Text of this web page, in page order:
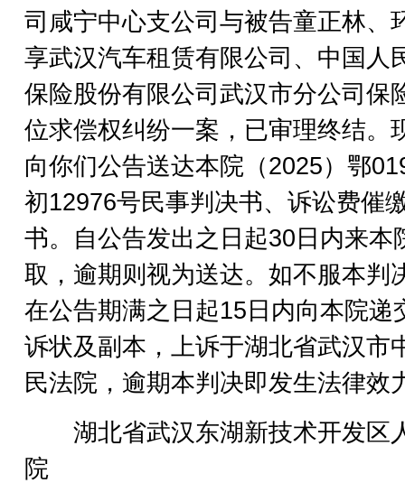
司咸宁中心支公司与被告童正林、
享武汉汽车租赁有限公司、中国人
保险股份有限公司武汉市分公司保
位求偿权纠纷一案，已审理终结。
向你们公告送达本院（2025）鄂
初12976号民事判决书、诉讼费催
书。自公告发出之日起30日内来本
取，逾期则视为送达。如不服本判
在公告期满之日起15日内向本院递
诉状及副本，上诉于湖北省武汉市
民法院，逾期本判决即发生法律效
湖北省武汉东湖新技术开发区
院